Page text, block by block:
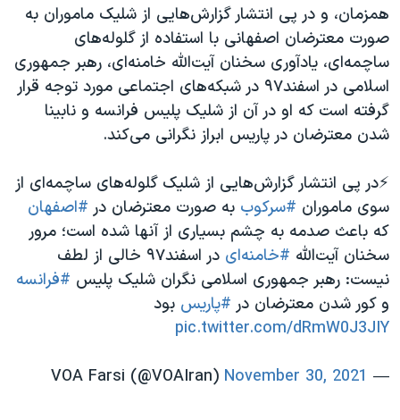
همزمان، و در پی انتشار گزارش‌هایی از شلیک ماموران به
صورت معترضان اصفهانی با استفاده از گلوله‌های
ساچمه‌ای، یادآوری سخنان آیت‌الله خامنه‌ای، رهبر جمهوری
اسلامی در اسفند۹۷ در شبکه‌های اجتماعی مورد توجه قرار
گرفته است که او در آن از شلیک پلیس فرانسه و نابینا
شدن معترضان در پاریس ابراز نگرانی می‌کند.
⚡️در پی انتشار گزارش‌هایی از شلیک گلوله‌های ساچمه‌ای از
سوی ماموران #سرکوب به صورت معترضان در #اصفهان
که باعث صدمه به چشم بسیاری از آنها شده است؛ مرور
سخنان آیت‌الله #خامنه‌ای
در اسفند۹۷ خالی از لطف
نیست: رهبر جمهوری اسلامی نگران شلیک پلیس #فرانسه
و کور شدن معترضان در #پاریس بود
pic.twitter.com/dRmW0J3JIY
— VOA Farsi (@VOAIran)
November 30, 2021